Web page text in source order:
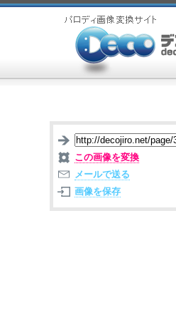
この画像を変換
メールで送る
画像を保存